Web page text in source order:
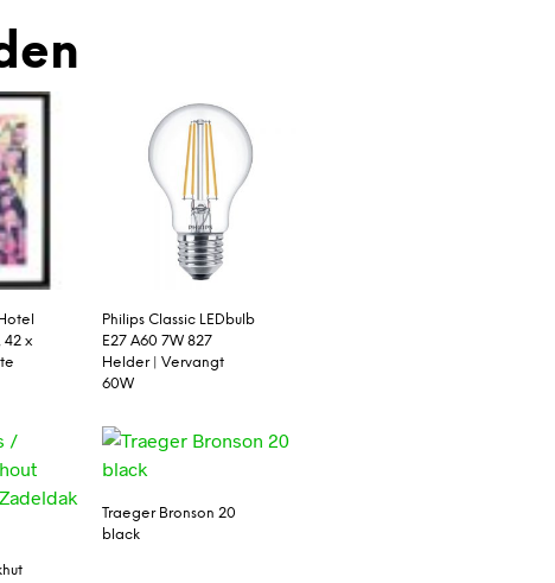
42 x
Philips Classic LEDbulb
E27 A60 7W 827
Helder | Vervangt
60W
Traeger Bronson 20
black